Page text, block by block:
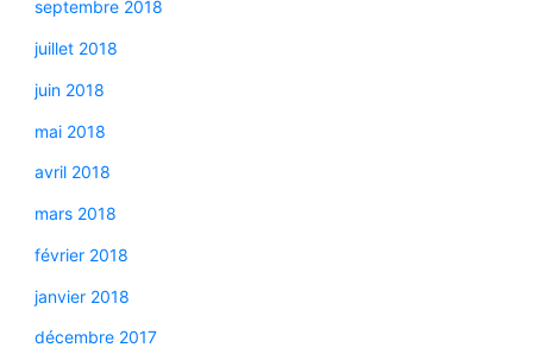
septembre 2018
juillet 2018
juin 2018
mai 2018
avril 2018
mars 2018
février 2018
janvier 2018
décembre 2017